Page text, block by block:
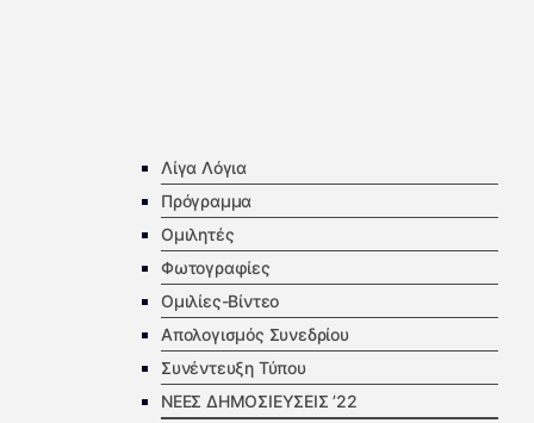
Λίγα Λόγια
Πρόγραμμα
Ομιλητές
Φωτογραφίες
Ομιλίες-Βίντεο
Απολογισμός Συνεδρίου
Συνέντευξη Τύπου
ΝΕΕΣ ΔΗΜΟΣΙΕΥΣΕΙΣ ’22